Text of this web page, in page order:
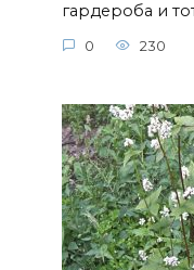
гардероба и
0 230